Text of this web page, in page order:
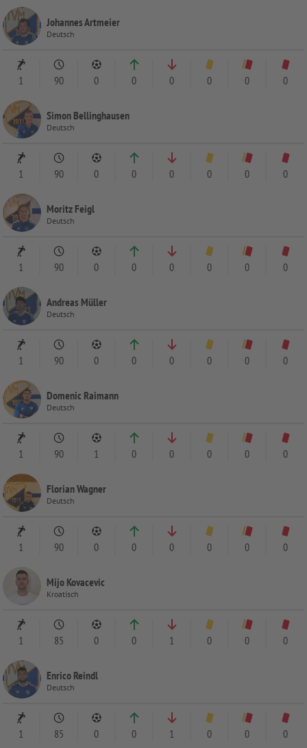
Johannes Artmeier
Deutsch
1 90 0 0 0 0 0 0
Simon Bellinghausen
Deutsch
1 90 0 0 0 0 0 0
Moritz Feigl
Deutsch
1 90 0 0 0 0 0 0
Andreas Müller
Deutsch
1 90 0 0 0 0 0 0
Domenic Raimann
Deutsch
1 90 1 0 0 0 0 0
Florian Wagner
Deutsch
1 90 0 0 0 0 0 0
Mijo Kovacevic
Kroatisch
1 85 0 0 1 0 0 0
Enrico Reindl
Deutsch
1 85 0 0 1 0 0 0